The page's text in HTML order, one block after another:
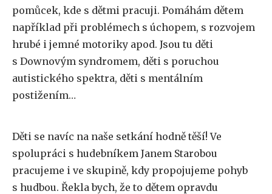
pomůcek, kde s dětmi pracuji. Pomáhám dětem
například při problémech s úchopem, s rozvojem
hrubé i jemné motoriky apod. Jsou tu děti
s Downovým syndromem, děti s poruchou
autistického spektra, děti s mentálním
postižením…
Děti se navíc na naše setkání hodně těší! Ve
spolupráci s hudebníkem Janem Starobou
pracujeme i ve skupině, kdy propojujeme pohyb
s hudbou. Řekla bych, že to dětem opravdu